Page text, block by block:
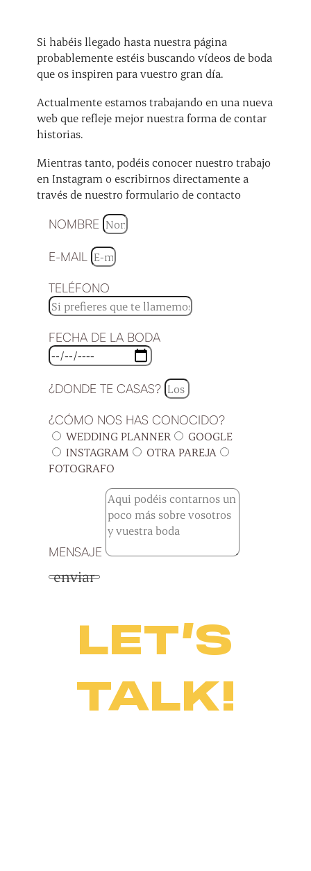
Si habéis llegado hasta nuestra página
probablemente estéis buscando vídeos de boda
que os inspiren para vuestro gran día.
Actualmente estamos trabajando en una nueva
web que refleje mejor nuestra forma de contar
historias.
Mientras tanto, podéis conocer nuestro trabajo
en Instagram o escribirnos directamente a
través de nuestro formulario de contacto
NOMBRE
E-MAIL
TELÉFONO
FECHA DE LA BODA
¿DONDE TE CASAS?
¿CÓMO NOS HAS CONOCIDO?
WEDDING PLANNER
GOOGLE
INSTAGRAM
OTRA PAREJA
FOTOGRAFO
MENSAJE
enviar
LET’S
TALK!